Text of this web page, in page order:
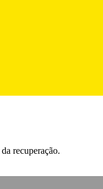
recuperação.